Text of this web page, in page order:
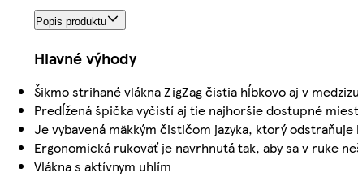
Popis produktu
Hlavné výhody
Šikmo strihané vlákna ZigZag čistia hĺbkovo aj v
Predĺžená špička vyčistí aj tie najhoršie dostupné
Je vybavená mäkkým čističom jazyka, ktorý
Ergonomická rukoväť je navrhnutá tak, aby sa v ruke
Vlákna s aktívnym uhlím